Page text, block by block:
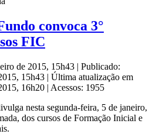
convoca 3°
FIC
de 2015, 15h43 | Publicado:
15h43 | Última atualização em
16h20 | Acessos: 1955
nesta segunda-feira, 5 de janeiro,
dos cursos de Formação Inicial e